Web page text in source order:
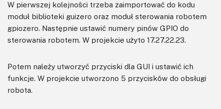
W pierwszej kolejności trzeba zaimportować do kodu
moduł biblioteki guizero oraz moduł sterowania robotem
gpiozero. Następnie ustawić numery pinów GPIO do
sterowania robotem. W projekcie użyto 17.27.22.23.
Potem należy utworzyć przyciski dla GUI i ustawić ich
funkcje. W projekcie utworzono 5 przycisków do obsługi
robota.